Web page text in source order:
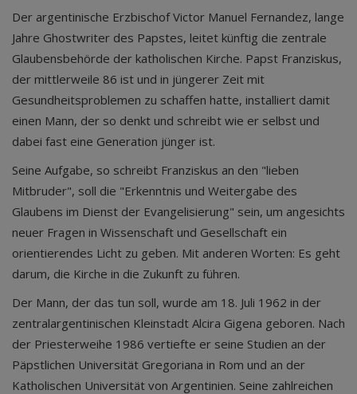
Der argentinische Erzbischof Victor Manuel Fernandez, lange
Jahre Ghostwriter des Papstes, leitet künftig die zentrale
Glaubensbehörde der katholischen Kirche. Papst Franziskus,
der mittlerweile 86 ist und in jüngerer Zeit mit
Gesundheitsproblemen zu schaffen hatte, installiert damit
einen Mann, der so denkt und schreibt wie er selbst und
dabei fast eine Generation jünger ist.
Seine Aufgabe, so schreibt Franziskus an den "lieben
Mitbruder", soll die "Erkenntnis und Weitergabe des
Glaubens im Dienst der Evangelisierung" sein, um angesichts
neuer Fragen in Wissenschaft und Gesellschaft ein
orientierendes Licht zu geben. Mit anderen Worten: Es geht
darum, die Kirche in die Zukunft zu führen.
Der Mann, der das tun soll, wurde am 18. Juli 1962 in der
zentralargentinischen Kleinstadt Alcira Gigena geboren. Nach
der Priesterweihe 1986 vertiefte er seine Studien an der
Päpstlichen Universität Gregoriana in Rom und an der
Katholischen Universität von Argentinien. Seine zahlreichen